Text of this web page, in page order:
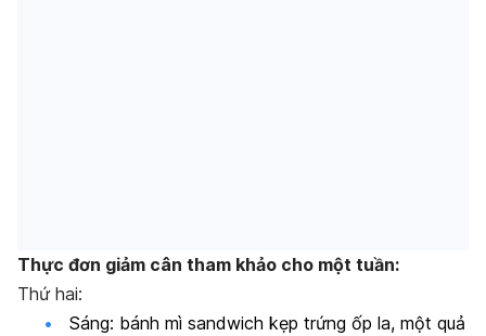
Thực đơn giảm cân tham khảo cho một tuần:
Thứ hai:
Sáng: bánh mì sandwich kẹp trứng ốp la, một quả